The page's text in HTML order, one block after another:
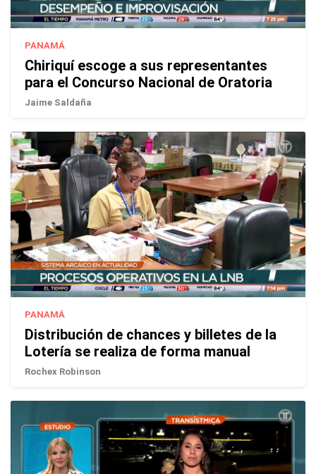
PANAMÁ
Chiriquí escoge a sus representantes
para el Concurso Nacional de Oratoria
Jaime Saldaña
PANAMÁ
Distribución de chances y billetes de la
Lotería se realiza de forma manual
Rochex Robinson